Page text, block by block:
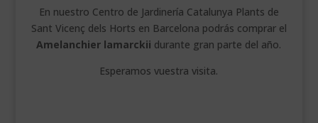
En nuestro Centro de Jardinería Catalunya Plants de
Sant Vicenç dels Horts en Barcelona podrás comprar el
Amelanchier lamarckii durante gran parte del año.
Esperamos vuestra visita.